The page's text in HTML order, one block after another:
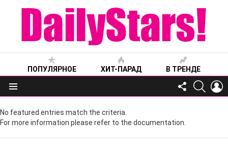
ПОПУЛЯРНОЕ ХИТ-ПАРАД В ТРЕНДЕ
Меню
FOLLOW
US
No featured entries match the criteria.
For more information please refer to the documentation.